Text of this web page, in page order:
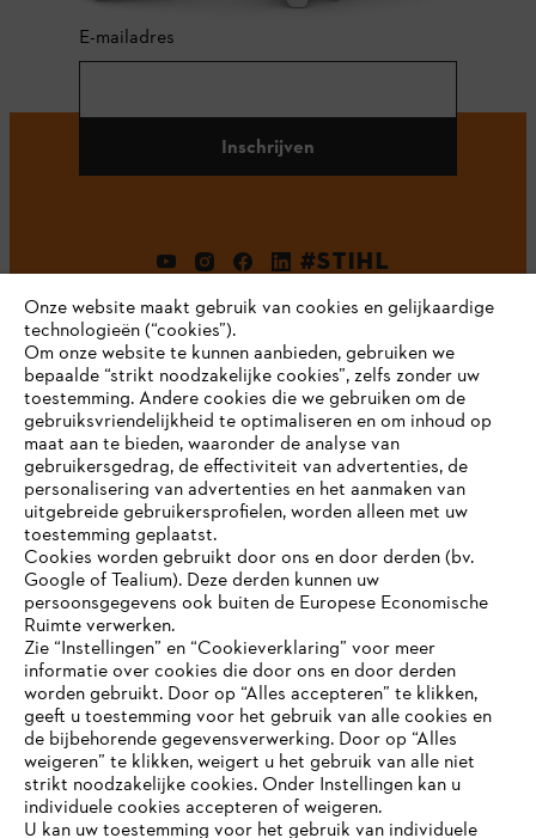
E-mailadres
Inschrijven
#STIHL
Bedrijf
STIHL FAQ
Contact
Gegevensbescherming Impressum
JE BROWSER WORDT NIET
ONDERSTEUND
Je gebruikt een browser die we nog niet ondersteunen. Om
onze website optimaal te kunnen gebruiken, raden we aan dat
Onze website maakt gebruik van cookies en gelijkaardige
technologieën (“cookies”).
Om onze website te kunnen aanbieden, gebruiken we
bepaalde “strikt noodzakelijke cookies”, zelfs zonder uw
toestemming. Andere cookies die we gebruiken om de
gebruiksvriendelijkheid te optimaliseren en om inhoud op
maat aan te bieden, waaronder de analyse van
gebruikersgedrag, de effectiviteit van advertenties, de
personalisering van advertenties en het aanmaken van
uitgebreide gebruikersprofielen, worden alleen met uw
toestemming geplaatst.
Cookies worden gebruikt door ons en door derden (bv.
Google of Tealium). Deze derden kunnen uw
persoonsgegevens ook buiten de Europese Economische
Ruimte verwerken.
Zie “Instellingen” en “Cookieverklaring” voor meer
informatie over cookies die door ons en door derden
worden gebruikt. Door op “Alles accepteren” te klikken,
geeft u toestemming voor het gebruik van alle cookies en
de bijbehorende gegevensverwerking. Door op “Alles
weigeren” te klikken, weigert u het gebruik van alle niet
strikt noodzakelijke cookies. Onder Instellingen kan u
individuele cookies accepteren of weigeren.
U kan uw toestemming voor het gebruik van individuele